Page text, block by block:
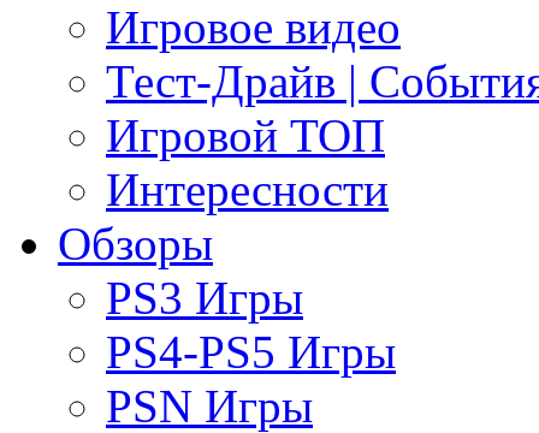
Игровое видео
Тест-Драйв |
Игровой ТОП
Интересности
Обзоры
PS3 Игры
PS4-PS5 Игры
PSN Игры